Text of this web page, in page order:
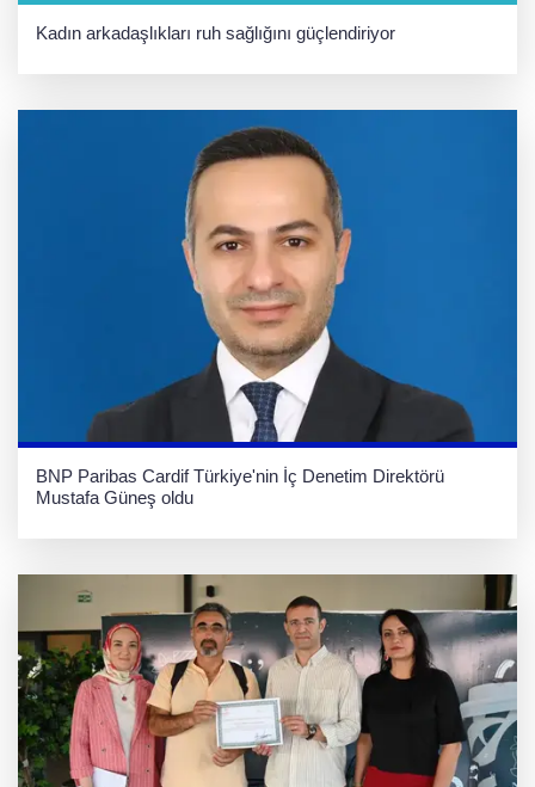
Kadın arkadaşlıkları ruh sağlığını güçlendiriyor
BNP Paribas Cardif Türkiye'nin İç Denetim Direktörü
Mustafa Güneş oldu